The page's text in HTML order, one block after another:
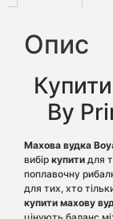
Опис
By
Махова вудка
вибір купити для
поплавочну
для тих, хто
купити махову